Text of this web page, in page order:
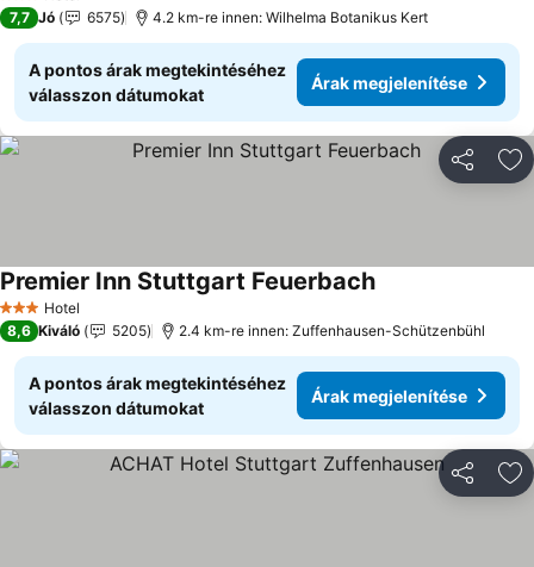
7,7 Jó 6575 4.2 km-re innen: Wilhelma Botanikus Kert
A pontos árak megtekintéséhez
válasszon dátumokat
Árak megjelenítése
3 Kategória
Hotel
Premier Inn Stuttgart FeuerbachÁrak
8,6 Kiváló 5205 2.4 km-re innen: Zuffenhausen-Schützenbühl
A pontos árak megtekintéséhez
válasszon dátumokat
Árak megjelenítése